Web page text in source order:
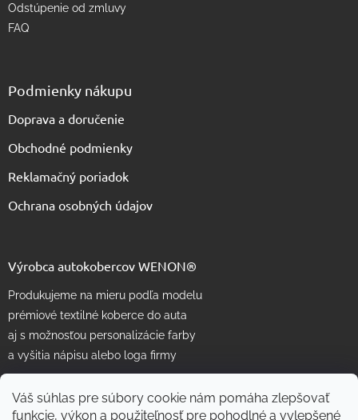
Váš súhlas pre súbory cookie nám pomáha zlepšovať
funkcie, výkon a použiteľnosť pre pohodlné a vylepšené
Odstúpenie od zmluvy
FAQ
Podmienky nákupu
Doprava a doručenie
Obchodné podmienky
Reklamačný poriadok
Ochrana osobných údajov
Výrobca autokobercov WENON®
Produkujeme na mieru podľa modelu
prémiové textilné koberce do auta
aj s možnosťou personalizácie farby
a vyšitia nápisu alebo loga firmy